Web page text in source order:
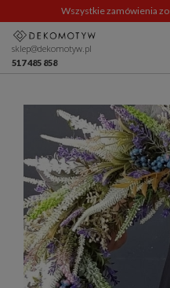
Wszystkie zamówienia
sklep@dekomotyw.pl
517 485 858